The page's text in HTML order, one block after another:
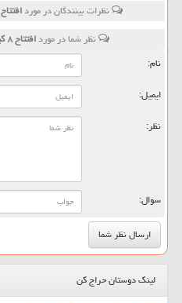
نظرات بینندگان در موردافتتاح ۸ كیلومتر دیگر از متروی تبریز
نظر شما در موردافتتاح ۸ كیلومتر دیگر از متروی تبریز
نام:
ایمیل:
نظر:
سوال:
لینک دوستان حراج کن